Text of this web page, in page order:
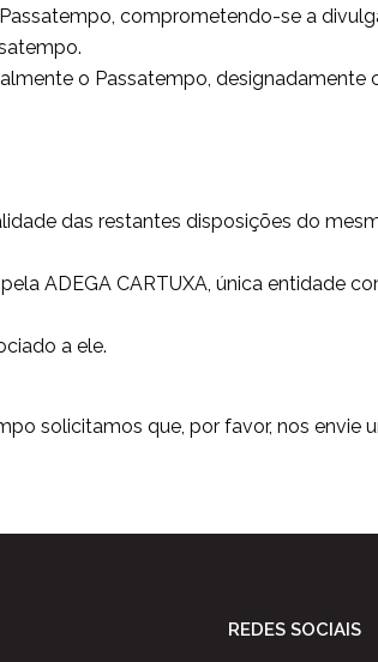
comprometendo-se a
o Passatempo, designadamente
das restantes disposições do
ADEGA CARTUXA, única entidade
a ele.
solicitamos que, por favor, nos envie
REDES SOCIAIS